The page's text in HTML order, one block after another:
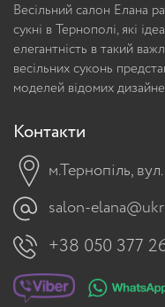
Весільний салон Елана
сукні в Тернополі, які
елегантність в такий
весільних суконь
моделей відомих
Контакти
м.Тернопіль,
salon-
+38 050 377